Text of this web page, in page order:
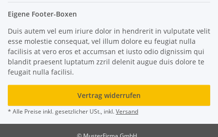
Eigene Footer-Boxen
Duis autem vel eum iriure dolor in hendrerit in vulputate velit
esse molestie consequat, vel illum dolore eu feugiat nulla
facilisis at vero eros et accumsan et iusto odio dignissim qui
blandit praesent luptatum zzril delenit augue duis dolore te
feugait nulla facilisi.
Vertrag widerrufen
* Alle Preise inkl. gesetzlicher USt., inkl.Versand